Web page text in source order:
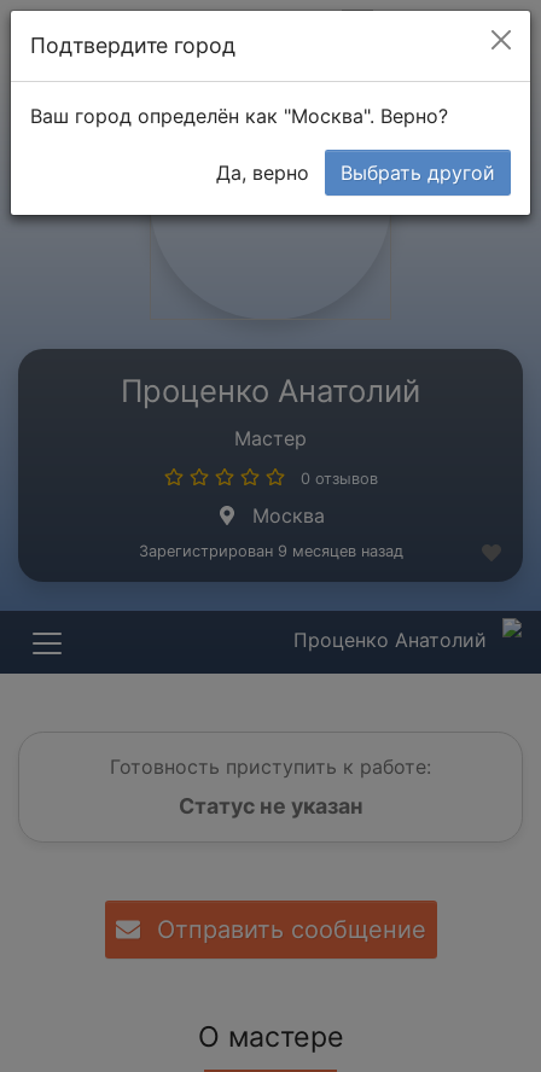
Проценко Анатолий
Мастер
0 отзывов
Москва
Зарегистрирован 9 месяцев назад
Проценко Анатолий
Готовность приступить к работе:
Статус не указан
Отправить сообщение
О мастере
Подтвердите город
Ваш город определён как "Москва". Верно?
Да, верно Выбрать другой